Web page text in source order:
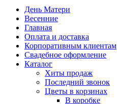
День Матери
Весенние
Главная
Оплата и доставка
Корпоративным клиентам
Свадебное оформление
Каталог
Хиты продаж
Последний звонок
Цветы в корзинах
В коробке